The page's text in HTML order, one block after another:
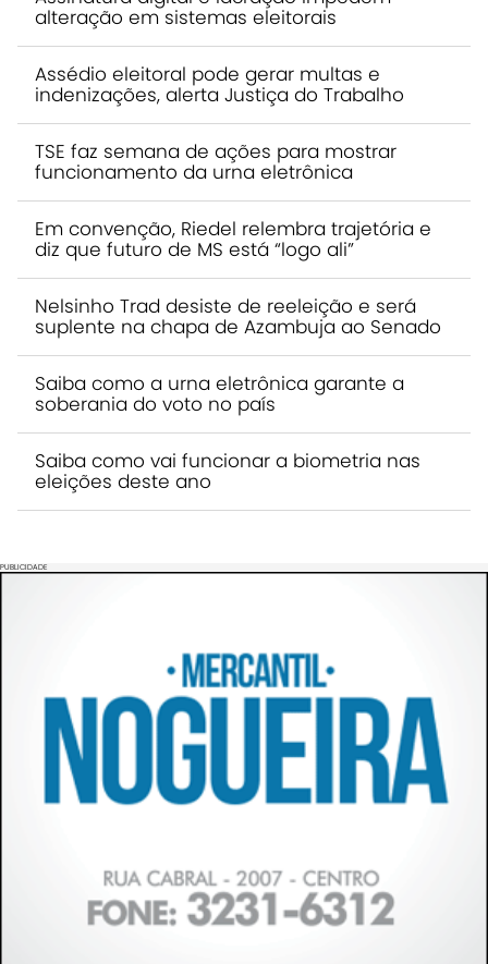
alteração em sistemas eleitorais
Assédio eleitoral pode gerar multas e
indenizações, alerta Justiça do Trabalho
TSE faz semana de ações para mostrar
funcionamento da urna eletrônica
Em convenção, Riedel relembra trajetória e
diz que futuro de MS está “logo ali”
Nelsinho Trad desiste de reeleição e será
suplente na chapa de Azambuja ao Senado
Saiba como a urna eletrônica garante a
soberania do voto no país
Saiba como vai funcionar a biometria nas
eleições deste ano
PUBLICIDADE